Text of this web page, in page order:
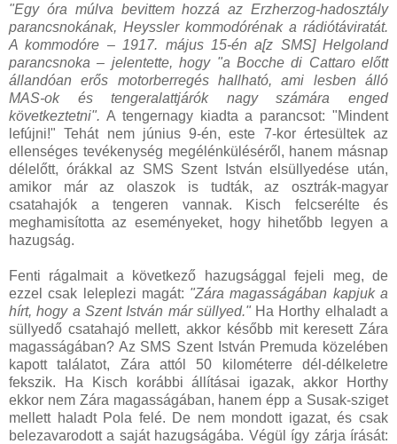
"Egy óra múlva bevittem hozzá az Erzherzog-hadosztály
parancsnokának, Heyssler kommodórénak a rádiótáviratát.
A kommodóre – 1917. május 15-én a[z SMS] Helgoland
parancsnoka – jelentette, hogy "a Bocche di Cattaro előtt
állandóan erős motorberregés hallható, ami lesben álló
MAS-ok és tengeralattjárók nagy számára enged
következtetni". A tengernagy kiadta a parancsot: "Mindent
lefújni!" Tehát nem június 9-én, este 7-kor értesültek az
ellenséges tevékenység megélénküléséről, hanem másnap
délelőtt, órákkal az SMS Szent István elsüllyedése után,
amikor már az olaszok is tudták, az osztrák-magyar
csatahajók a tengeren vannak. Kisch felcserélte és
meghamisította az eseményeket, hogy hihetőbb legyen a
hazugság.
Fenti rágalmait a következő hazugsággal fejeli meg, de
ezzel csak leleplezi magát: "Zára magasságában kapjuk a
hírt, hogy a Szent István már süllyed."Ha Horthy elhaladt a
süllyedő csatahajó mellett, akkor később mit keresett Zára
magasságában? Az SMS Szent István Premuda közelében
kapott találatot, Zára attól 50 kilométerre dél-délkeletre
fekszik. Ha Kisch korábbi állításai igazak, akkor Horthy
ekkor nem Zára magasságában, hanem épp a Susak-sziget
mellett haladt Pola felé. De nem mondott igazat, és csak
belezavarodott a saját hazugságába. Végül így zárja írását: